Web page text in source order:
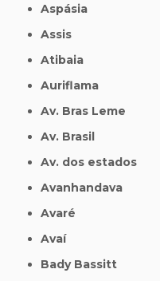
Aspásia
Assis
Atibaia
Auriflama
Av. Bras Leme
Av. Brasil
Av. dos estados
Avanhandava
Avaré
Avaí
Bady Bassitt